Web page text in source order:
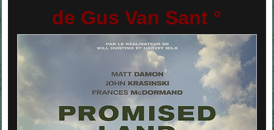
de Gus Van Sant °